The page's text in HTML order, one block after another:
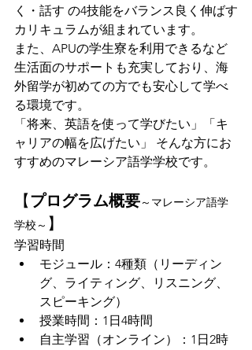
く・話す の4技能をバランス良く伸ばす
カリキュラムが組まれています。
また、APUの学生寮を利用できるなど
生活面のサポートも充実しており、海
外留学が初めての方でも安心して学べ
る環境です。
「将来、英語を使って学びたい」「キ
ャリアの幅を広げたい」 そんな方にお
すすめのマレーシア語学学校です。
【プログラム概要～マレーシア語学
学校～ 】
学習時間
モジュール：4種類（リーディン
グ、ライティング、リスニング、
スピーキング）
授業時間：1日4時間
自主学習（オンライン）：1日2時